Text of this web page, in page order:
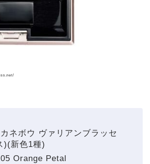
ネボウ ヴァリアンブラッセ
)(新色1種)
Orange Petal